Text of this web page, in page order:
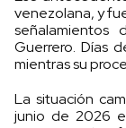
venezolana, y
Guerrero. Días
mientras su
La situación
junio de 2026